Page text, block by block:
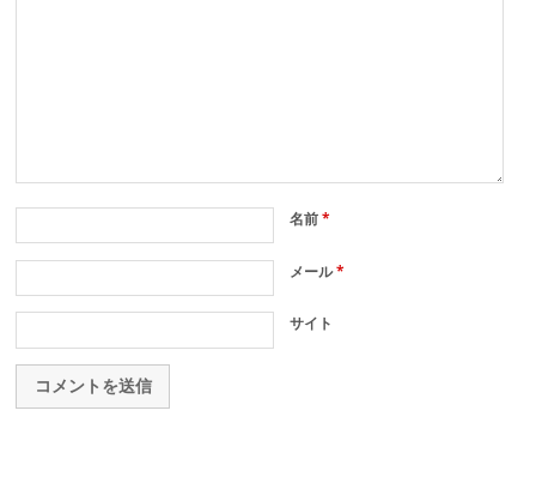
名前*
メール*
サイト